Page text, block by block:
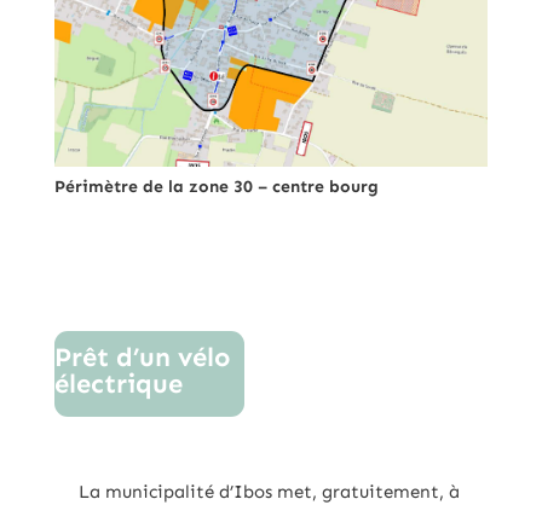
Périmètre de la zone 30 – centre bourg
Prêt d’un vélo
électrique
La municipalité d’Ibos met, gratuitement, à